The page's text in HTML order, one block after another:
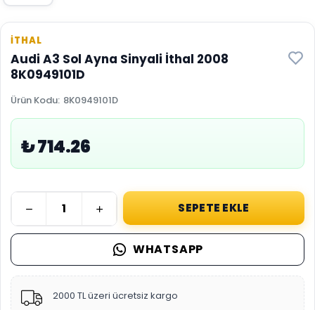
İTHAL
Audi A3 Sol Ayna Sinyali İthal 2008
8K0949101D
Ürün Kodu: 8K0949101D
₺ 714.26
SEPETE EKLE
WHATSAPP
2000 TL üzeri ücretsiz kargo